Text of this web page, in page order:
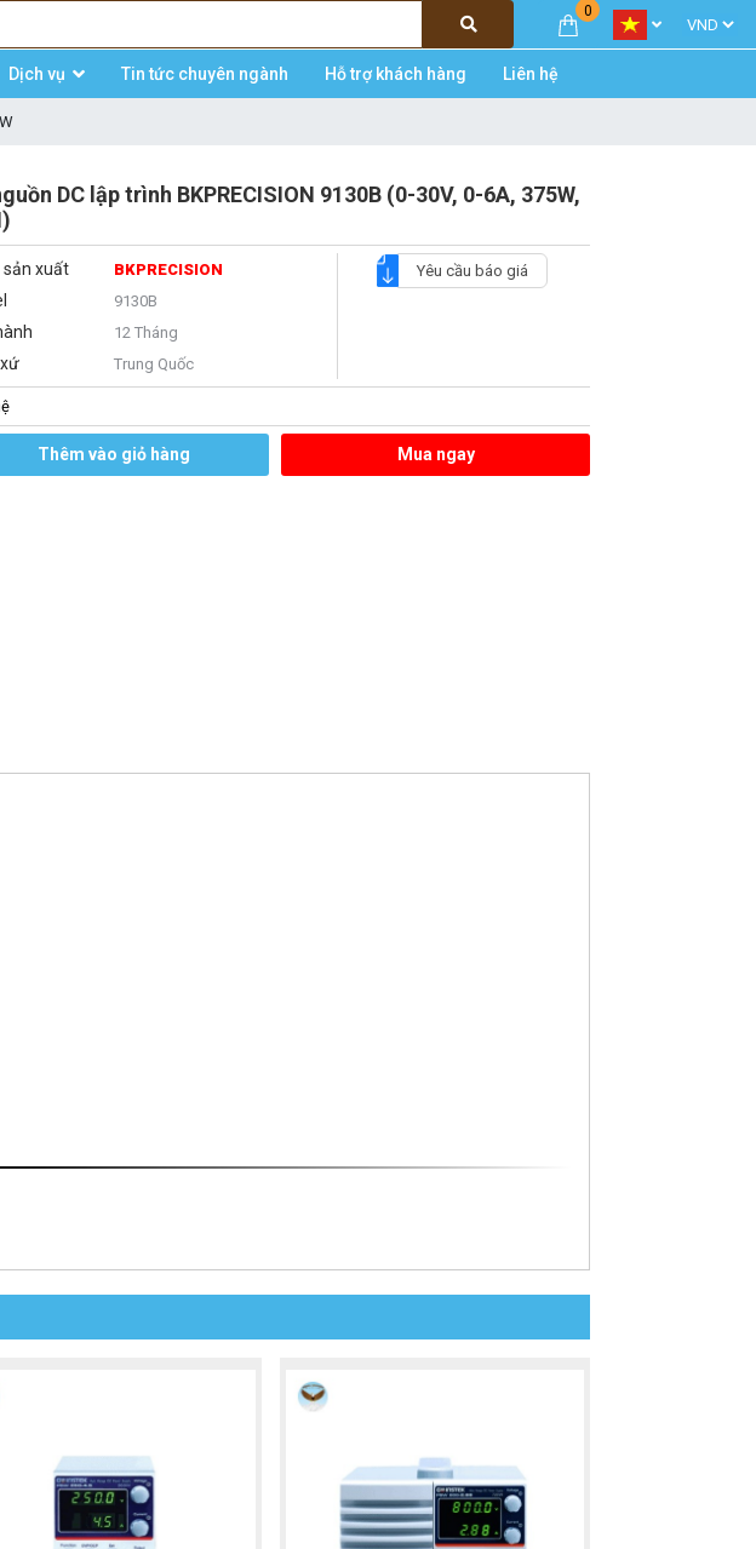
0
Dịch vụ Tin tức chuyên ngành Hỗ trợ khách hàng Liên hệ
DC lập trình BKPRECISION 9130B (0-30V, 0-6A, 375W,
sản xuất BKPRECISION
9130B
12 Tháng
Trung Quốc
Yêu cầu báo giá
Thêm vào giỏ hàng Mua ngay